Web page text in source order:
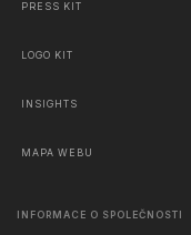
PRESS KIT
LOGO KIT
INSIGHTS
MAPA WEBU
INFORMACE O SPOLEČNOSTI